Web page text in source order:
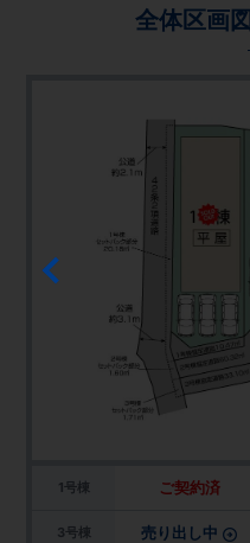
全体区画
1号棟 ご契約済
3号棟 売り出し中